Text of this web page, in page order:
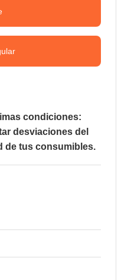
condiciones:
desviaciones del
de tus consumibles.